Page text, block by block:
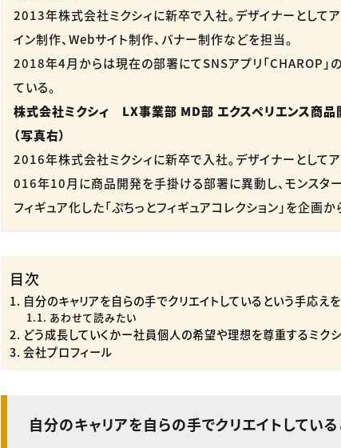
2013年株式会社ミクシィに新卒で入社。デザイナーとして
イン制作、Webサイト制作、バナー制作などを担当。
2018年4月からは現在の部署にてSNSアプリ「CHAROP」
ている。
株式会社ミクシィ LX事業部 MD部 エクスペリエンス商
（写真右）
2016年株式会社ミクシィに新卒で入社。デザイナーとして
016年10月に商品開発を手掛ける部署に異動し、モンスタ
フィギュア化した「ぷちっとフィギュアコレクション」を企画
目次
自分のキャリアを自らの手でクリエイトしているという手応え
あわせて読みたい
どう成長していくかー社員個人の希望や理想を尊重するミク
会社プロフィール
自分のキャリアを自らの手でクリエイトしてい